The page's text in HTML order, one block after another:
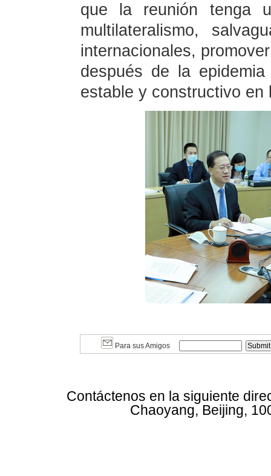
que la reunión tenga
multilateralismo,
internacionales,
después de la
estable y constructivo
Para sus Amigos
Contáctenos en la siguiente
Chaoyang, Beijing,